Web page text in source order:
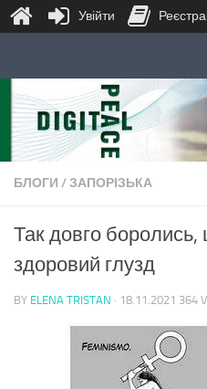
Skip to content
БЛОГИ /ЗАПОРІЗЬКА
Так довго
здоровий глузд
BY ELENA TRISTAN · 18.11.2021 364
Увійти